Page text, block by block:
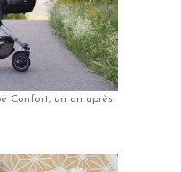
Confort, un an après